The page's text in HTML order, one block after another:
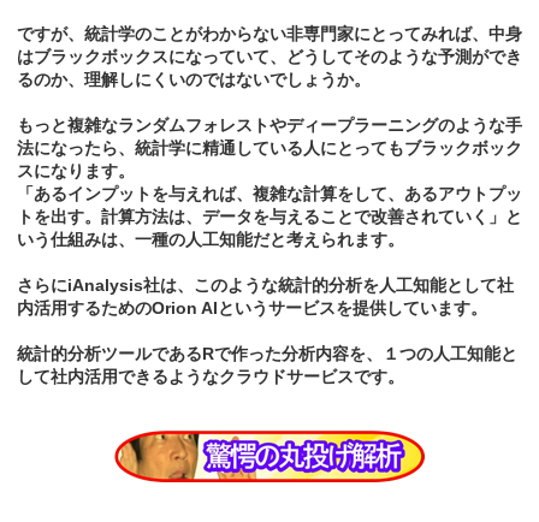
ですが、統計学のことがわからない非専門家にとってみれば、中身
はブラックボックスになっていて、どうしてそのような予測ができ
るのか、理解しにくいのではないでしょうか。
もっと複雑なランダムフォレストやディープラーニングのような手
法になったら、統計学に精通している人にとってもブラックボック
スになります。
「あるインプットを与えれば、複雑な計算をして、あるアウトプッ
トを出す。計算方法は、データを与えることで改善されていく」と
いう仕組みは、一種の人工知能だと考えられます。
さらにiAnalysis社は、このような統計的分析を人工知能として社
内活用するためのOrion AIというサービスを提供しています。
統計的分析ツールであるRで作った分析内容を、１つの人工知能と
して社内活用できるようなクラウドサービスです。